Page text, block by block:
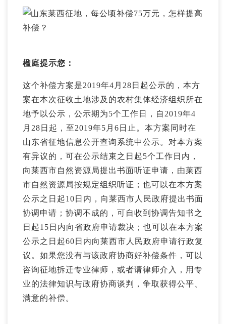
楹庭提示您：
这个补偿方案是2019年4月28日起公示的，本方
案在本次征收土地涉及的农村集体经济组织所在
地予以公示，公示期为5个工作日，自2019年4
月28日起，至2019年5月6日止。本方案同时在
山东省征地信息公开查询系统中公示。对本方案
有异议的，可在公示结束之日起5个工作日内，
向莱西市自然资源局提出书面听证申请，由莱西
市自然资源局按规定组织听证；也可以在本方案
公示之日起10日内，向莱西市人民政府提出书面
协调申请；协调不成的，可自收到协调告知书之
日起15日内向省政府申请裁决；也可以在本方案
公示之日起60日内向莱西市人民政府申请行政复
议。如果您没有与该政府协商好补偿条件，可以
咨询征地拆迁专业律师，或者请律师介入，用专
业的法律知识与政府协商谈判，争取获得公平、
满意的补偿。